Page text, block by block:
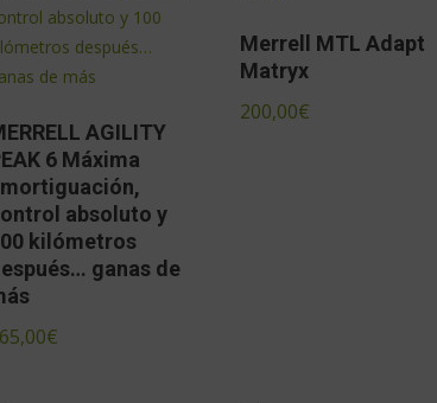
AGILITY
6 Máxima
absoluto y
kilómetros
ganas de
€
Merrell MTL Adapt
Matryx
200,00€